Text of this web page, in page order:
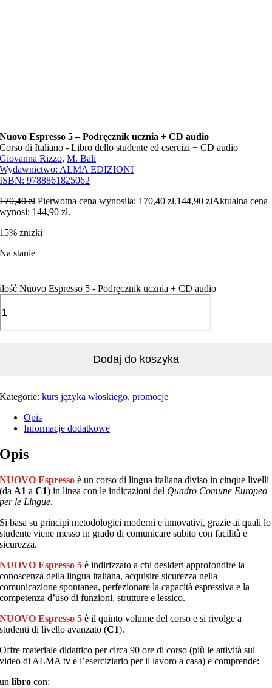
Nuovo Espresso 5 – Podręcznik ucznia + CD audio
Corso di Italiano - Libro dello studente ed esercizi + CD audio
Giovanna Rizzo,M. Bali
Wydawnictwo: ALMA EDIZIONI
ISBN:9788861825062
170,40zł Pierwotna cena wynosiła: 170,40 zł.144,90złAktualna cena
wynosi: 144,90 zł.
15% zniżki
Na stanie
ilość Nuovo Espresso 5 - Podręcznik ucznia + CD audio
Dodaj do koszyka
Kategorie:kurs języka włoskiego,promocje
Opis
Informacje dodatkowe
Opis
NUOVO Espresso è un corso di lingua italiana diviso in cinque livelli
(da A1 aC1) in linea con le indicazioni del Quadro Comune Europeo
per le Lingue.
Si basa su principi metodologici moderni e innovativi, grazie ai quali lo
studente viene messo in grado di comunicare subito con facilità e
sicurezza.
NUOVO Espresso 5 è indirizzato a chi desideri approfondire la
conoscenza della lingua italiana, acquisire sicurezza nella
comunicazione spontanea, perfezionare la capacità espressiva e la
competenza d’uso di funzioni, strutture e lessico.
NUOVO Espresso 5 è il quinto volume del corso e si rivolge a
studenti di livello avanzato (C1).
Offre materiale didattico per circa 90 ore di corso (più le attività sui
video di ALMA tv e l’eserciziario per il lavoro a casa) e comprende:
unlibro con: